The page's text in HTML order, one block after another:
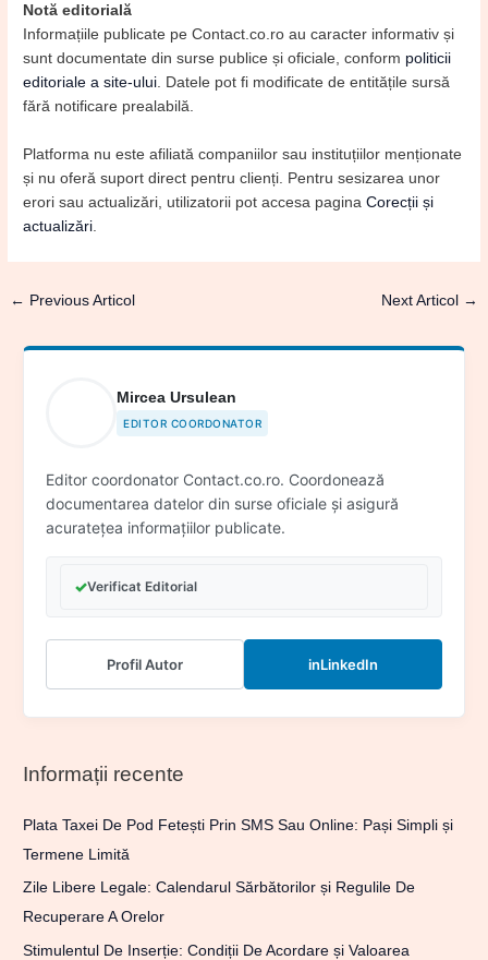
Notă editorială
Informațiile publicate pe Contact.co.ro au caracter informativ și
sunt documentate din surse publice și oficiale, conform politicii
editoriale a site-ului. Datele pot fi modificate de entitățile sursă
fără notificare prealabilă.
Platforma nu este afiliată companiilor sau instituțiilor menționate
și nu oferă suport direct pentru clienți. Pentru sesizarea unor
erori sau actualizări, utilizatorii pot accesa paginaCorecții și
actualizări.
← Previous Articol Next Articol →
Mircea Ursulean
EDITOR COORDONATOR
Editor coordonator Contact.co.ro. Coordonează
documentarea datelor din surse oficiale și asigură
acuratețea informațiilor publicate.
✓Verificat Editorial
Profil Autor inLinkedIn
Informații recente
Plata Taxei De Pod Fetești Prin SMS Sau Online: Pași Simpli și
Termene Limită
Zile Libere Legale: Calendarul Sărbătorilor și Regulile De
Recuperare A Orelor
Stimulentul De Inserție: Condiții De Acordare și Valoarea